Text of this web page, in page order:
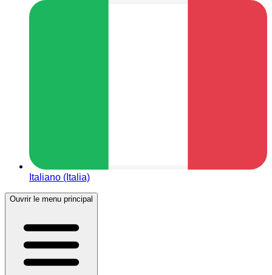
Italiano (Italia)
Ouvrir le menu principal